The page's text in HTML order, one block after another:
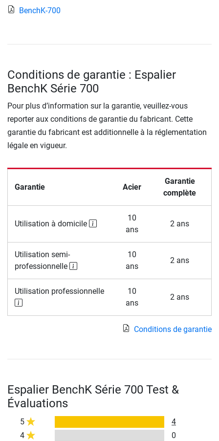
BenchK-700
Conditions de garantie : Espalier
BenchK Série 700
Pour plus d’information sur la garantie, veuillez-vous
reporter aux conditions de garantie du fabricant. Cette
garantie du fabricant est additionnelle à la réglementation
légale en vigueur.
Garantie Acier
Garantie
complète
Utilisation à domicile
10
ans
2 ans
Utilisation semi-
professionnelle
10
ans
2 ans
Utilisation professionnelle
10
ans
2 ans
Conditions de garantie
Espalier BenchK Série 700 Test &
Évaluations
5
4
4
0